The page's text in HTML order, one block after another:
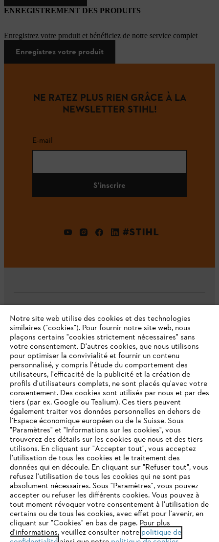
ENREGISTREMENT DES PRODUITS
Enregistrez votre produit et bénéficiez de notre service complet
Enregistrez votre produit
NE RATEZ PLUS RIEN GRÂCE À LA
NEWSLETTER STIHL!
E-mail
S'inscrire
#STIHL
L'Entreprise
Questions fréquentes
Service
Politique de protection des données
Mentions légales Cookies
Informations juridiques
STIHL VERTRIEBS AG, 8617 Mönchaltorf
VOTRE NAVIGATEUR INTERNET
N'EST PLUS PRIS EN CHARGE
Vous utilisez un navigateur Internet que nous ne prenons plus
en charge, et certaines fonctionnalités de notre site ne
peuvent fonctionner correctement. Pour une utilisation
optimale de notre site, nous vous recommandons de passer à
l'un des navigateurs suivants :
Notre site web utilise des cookies et des technologies
similaires ("cookies"). Pour fournir notre site web, nous
plaçons certains "cookies strictement nécessaires" sans
votre consentement. D'autres cookies, que nous utilisons
pour optimiser la convivialité et fournir un contenu
personnalisé, y compris l'étude du comportement des
utilisateurs, l'efficacité de la publicité et la création de
profils d'utilisateurs complets, ne sont placés qu'avec votre
consentement. Des cookies sont utilisés par nous et par des
tiers (par ex. Google ou Tealium). Ces tiers peuvent
également traiter vos données personnelles en dehors de
l'Espace économique européen ou de la Suisse. Sous
"Paramètres" et "Informations sur les cookies", vous
trouverez des détails sur les cookies que nous et des tiers
utilisons. En cliquant sur "Accepter tout", vous acceptez
l'utilisation de tous les cookies et le traitement des
données qui en découle. En cliquant sur "Refuser tout", vous
refusez l'utilisation de tous les cookies qui ne sont pas
absolument nécessaires. Sous "Paramètres", vous pouvez
accepter ou refuser les différents cookies. Vous pouvez à
tout moment révoquer votre consentement à l'utilisation de
certains ou de tous les cookies, avec effet pour l'avenir, en
cliquant sur "Cookies" en bas de page. Pour plus
d'informations, veuillez consulter notre politique de